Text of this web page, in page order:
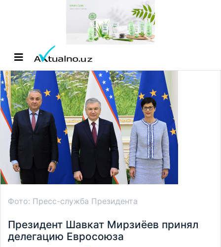
Фото: Пресс-служба Президента
Президент Шавкат Мирзиёев принял
делегацию Евросоюза